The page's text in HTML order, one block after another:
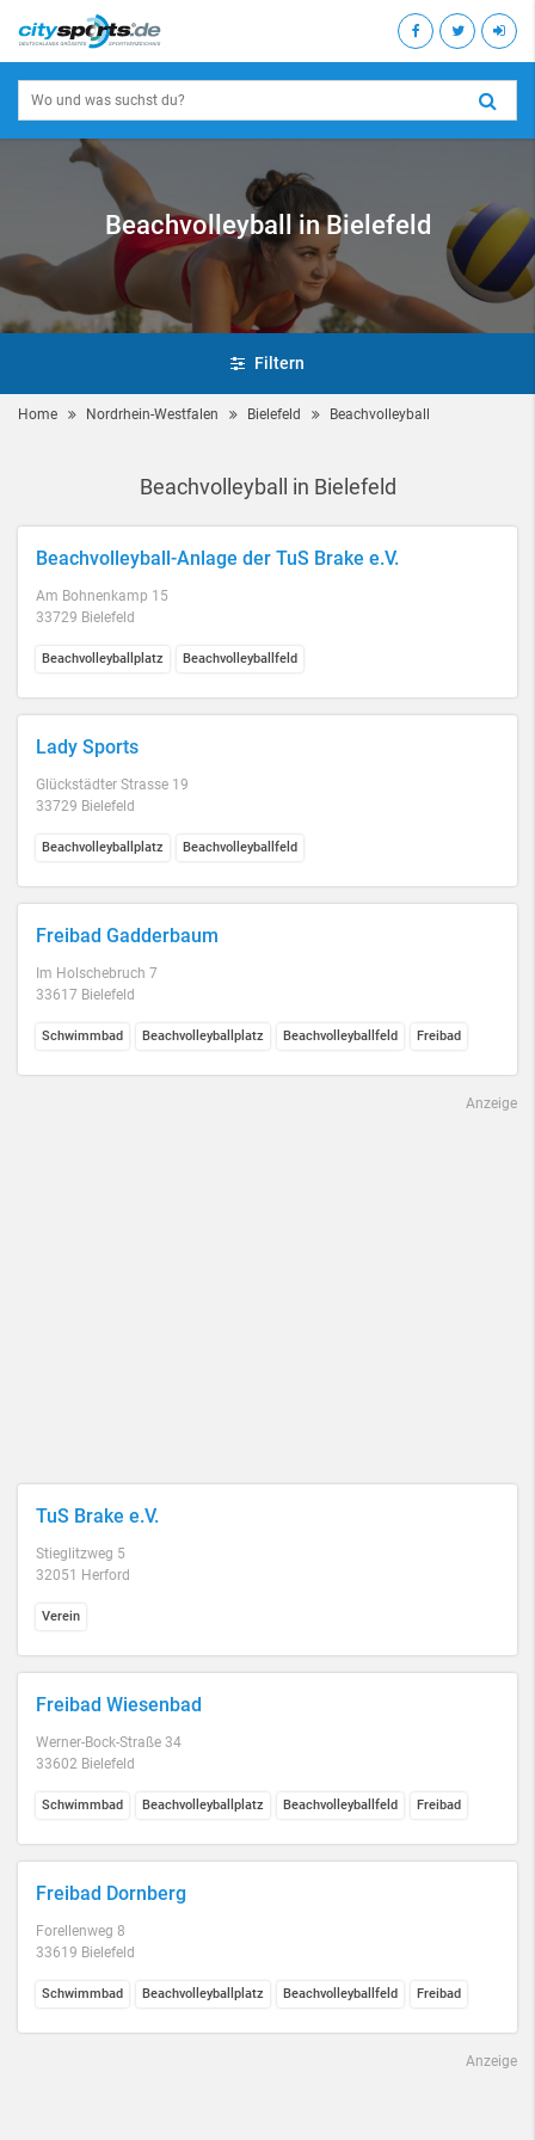
Beachvolleyball in Bielefeld
Filtern
Home Nordrhein-Westfalen Bielefeld Beachvolleyball
Beachvolleyball in Bielefeld
Beachvolleyball-Anlage der TuS Brake e.V.
Am Bohnenkamp 15
33729 Bielefeld
Beachvolleyballplatz Beachvolleyballfeld
Lady Sports
Glückstädter Strasse 19
33729 Bielefeld
Beachvolleyballplatz Beachvolleyballfeld
Freibad Gadderbaum
Im Holschebruch 7
33617 Bielefeld
Schwimmbad Beachvolleyballplatz Beachvolleyballfeld Freibad
Anzeige
TuS Brake e.V.
Stieglitzweg 5
32051 Herford
Verein
Freibad Wiesenbad
Werner-Bock-Straße 34
33602 Bielefeld
Schwimmbad Beachvolleyballplatz Beachvolleyballfeld Freibad
Freibad Dornberg
Forellenweg 8
33619 Bielefeld
Schwimmbad Beachvolleyballplatz Beachvolleyballfeld Freibad
Anzeige